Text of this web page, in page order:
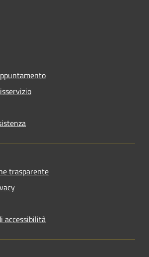
trasparente
accessibilità